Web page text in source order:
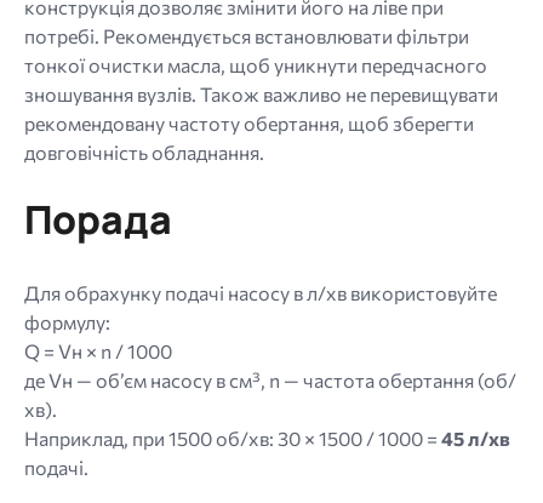
конструкція дозволяє змінити його на ліве при
потребі. Рекомендується встановлювати фільтри
тонкої очистки масла, щоб уникнути передчасного
зношування вузлів. Також важливо не перевищувати
рекомендовану частоту обертання, щоб зберегти
довговічність обладнання.
Порада
Для обрахунку подачі насосу в л/хв використовуйте
формулу:
Q = Vн × n / 1000
де Vн — об’єм насосу в см³, n — частота обертання (об/
хв).
Наприклад, при 1500 об/хв: 30 × 1500 / 1000 = 45 л/хв
подачі.